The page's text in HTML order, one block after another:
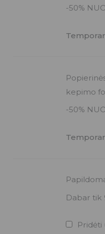
-50%
kepimo
-50%
Dabar tik
Pridėti